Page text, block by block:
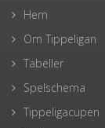
Hem
Om Tippeligan
Tabeller
Spelschema
Tippeligacupen